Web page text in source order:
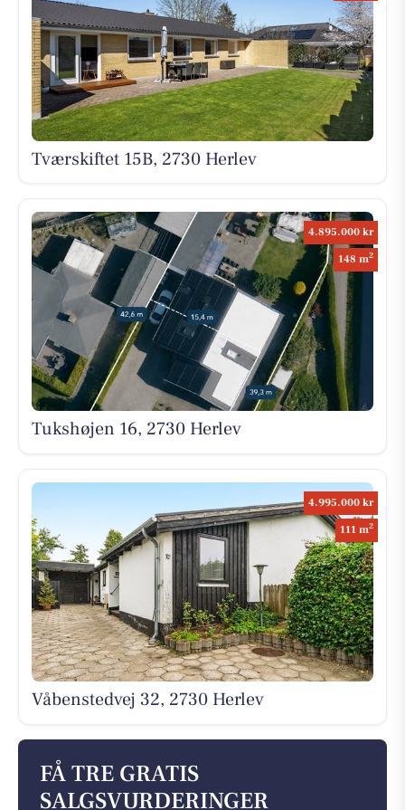
Tværskiftet 15B, 2730 Herlev
4.895.000 kr
148 m2
Tukshøjen 16, 2730 Herlev
4.995.000 kr
111 m2
Våbenstedvej 32, 2730 Herlev
FÅ TRE GRATIS
SALGSVURDERINGER